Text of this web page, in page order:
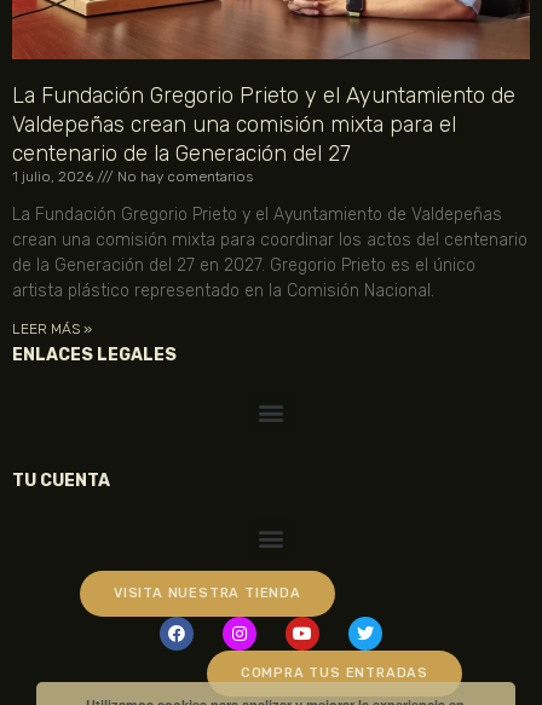
La Fundación Gregorio Prieto y el Ayuntamiento de
Valdepeñas crean una comisión mixta para el
centenario de la Generación del 27
1 julio, 2026 No hay comentarios
La Fundación Gregorio Prieto y el Ayuntamiento de Valdepeñas
crean una comisión mixta para coordinar los actos del centenario
de la Generación del 27 en 2027. Gregorio Prieto es el único
artista plástico representado en la Comisión Nacional.
LEER MÁS »
ENLACES LEGALES
TU CUENTA
VISITA NUESTRA TIENDA
COMPRA TUS ENTRADAS